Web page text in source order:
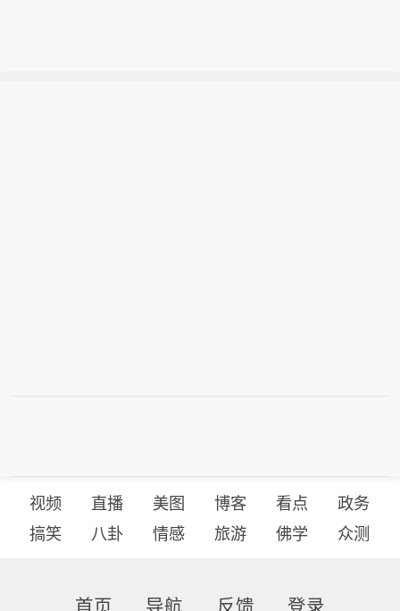
视频 直播 美图 博客 看点
政务
搞笑
八卦 情感 旅游 佛学 众测
首页 导航 反馈 登录